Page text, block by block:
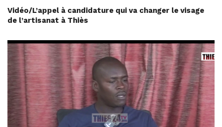
Vidéo/L’appel à candidature qui va changer le visage
de l’artisanat à Thiès